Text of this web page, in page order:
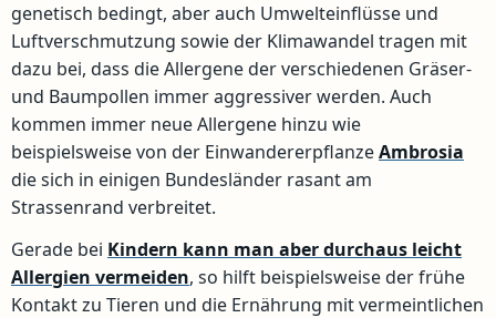
genetisch bedingt, aber auch Umwelteinflüsse und
Luftverschmutzung sowie der Klimawandel tragen mit
dazu bei, dass die Allergene der verschiedenen Gräser-
und Baumpollen immer aggressiver werden. Auch
kommen immer neue Allergene hinzu wie
beispielsweise von der EinwandererpflanzeAmbrosia
die sich in einigen Bundesländer rasant am
Strassenrand verbreitet.
Gerade bei Kindern kann man aber durchaus leicht
Allergien vermeiden, so hilft beispielsweise der frühe
Kontakt zu Tieren und die Ernährung mit vermeintlichen